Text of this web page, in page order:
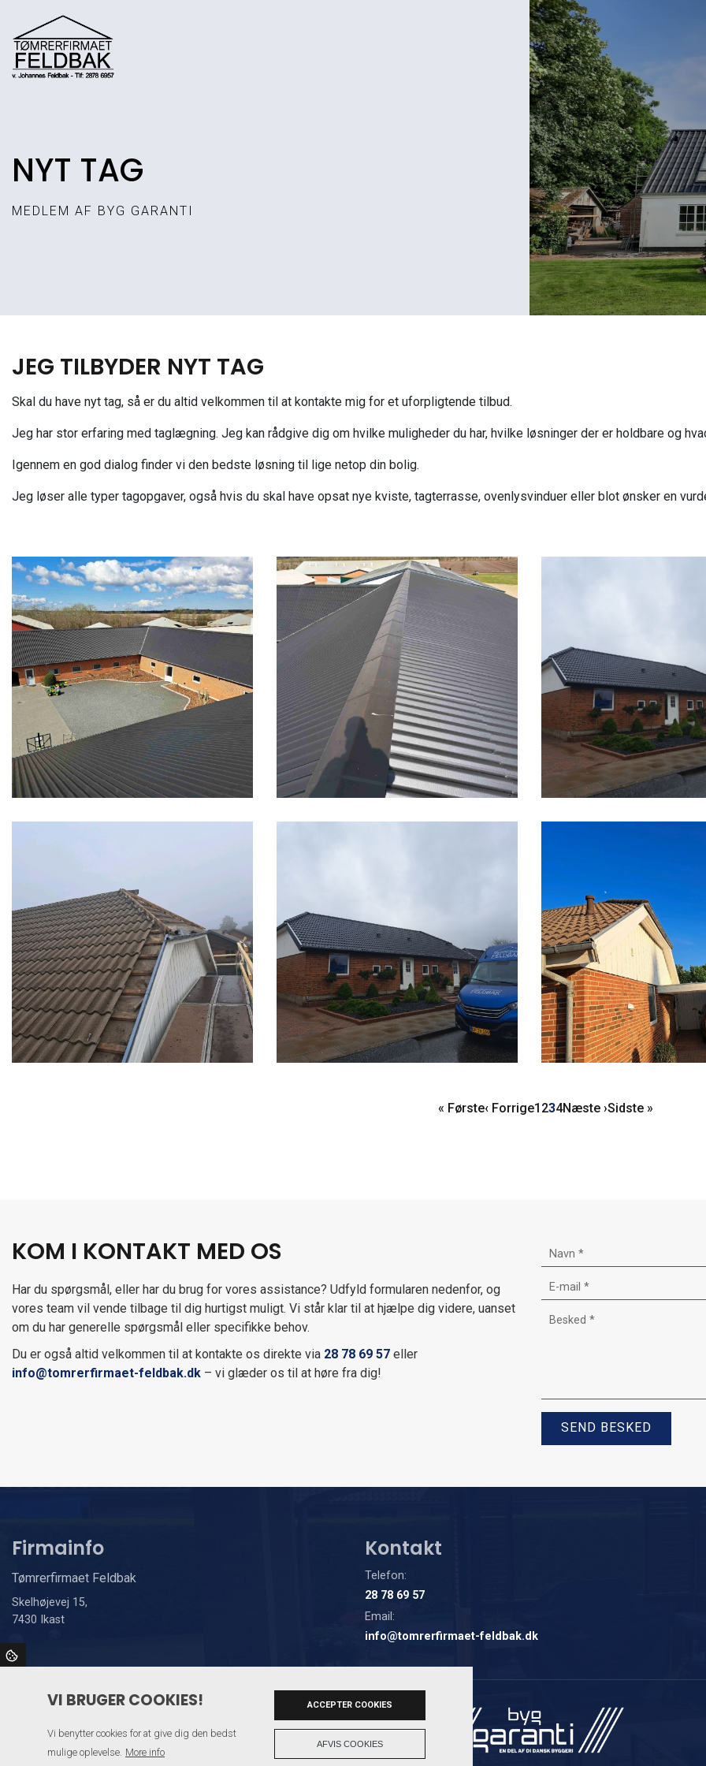
hovedindhold
NYT TAG
MEDLEM AF BYG GARANTI
JEG TILBYDER NYT TAG
Skal du have nyt tag, så er du altid velkommen til at kontakte mig for et uforpligtende tilbud.
Jeg har stor erfaring med taglægning. Jeg kan rådgive dig om hvilke muligheder du har, hvilke løsninger der er holdbare og
Igennem en god dialog finder vi den bedste løsning til lige netop din bolig.
Jeg løser alle typer tagopgaver, også hvis du skal have opsat nye kviste, tagterrasse, ovenlysvinduer eller blot ønsker en
Første
« FørsteForrige
‹ ForrigeSide
1 Side
2Side
3Side
4Næste
Næste ›Sidste
Sidste »
KOM I KONTAKT MED OS
Har du spørgsmål, eller har du brug for vores assistance? Udfyld formularen nedenfor, og
vores team vil vende tilbage til dig hurtigst muligt. Vi står klar til at hjælpe dig videre, uanset
om du har generelle spørgsmål eller specifikke behov.
Du er også altid velkommen til at kontakte os direkte via 28 78 69 57 eller
info@tomrerfirmaet-feldbak.dk – vi glæder os til at høre fra dig!
Firmainfo
Tømrerfirmaet Feldbak
Skelhøjevej 15,
7430 Ikast
Kontakt
Telefon:
28 78 69 57
Email:
info@tomrerfirmaet-feldbak.dk
VI BRUGER COOKIES!
Vi benytter cookies for at give dig den bedst
mulige oplevelse. More info
ACCEPTER COOKIES
AFVIS COOKIES